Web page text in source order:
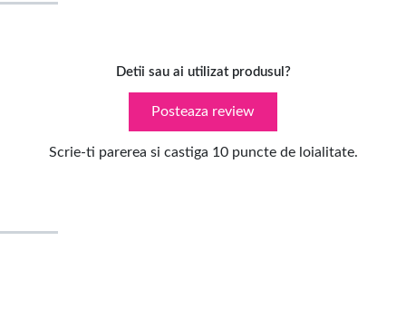
Detii sau ai utilizat produsul?
Posteaza review
Scrie-ti parerea si castiga 10 puncte de loialitate.